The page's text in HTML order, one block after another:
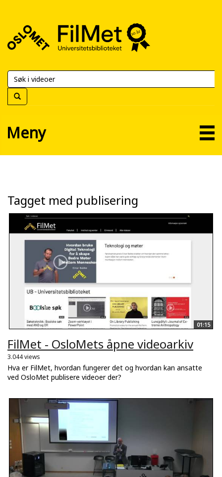
FilMet
Universitetsbiblioteket
Meny
Tagget med publisering
01:15
FilMet - OsloMets åpne videoarkiv
3.044 views
Hva er FilMet, hvordan fungerer det og hvordan kan ansatte
ved OsloMet publisere videoer der?